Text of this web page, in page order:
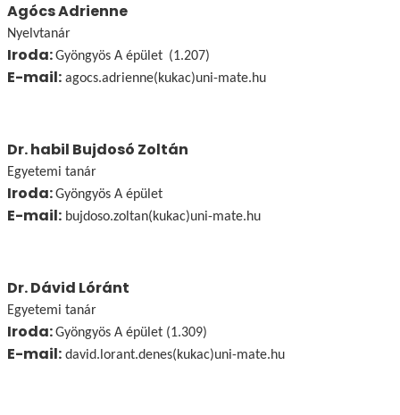
Agócs Adrienne
Nyelvtanár
Iroda:Gyöngyös A épület (1.207)
E-mail: agocs.adrienne(kukac)uni-mate.hu
Dr. habil Bujdosó Zoltán
Egyetemi tanár
Iroda:Gyöngyös A épület
E-mail: bujdoso.zoltan(kukac)uni-mate.hu
Dr. Dávid Lóránt
Egyetemi tanár
Iroda:Gyöngyös A épület (1.309)
E-mail: david.lorant.denes(kukac)uni-mate.hu